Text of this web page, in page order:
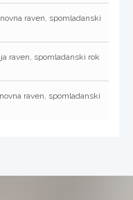
raven, spomladanski
raven, spomladanski rok
raven, spomladanski